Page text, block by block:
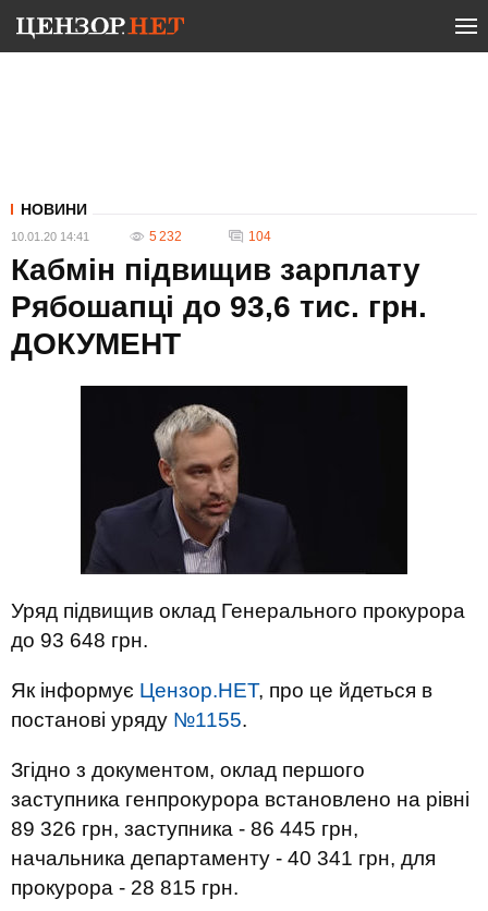
НОВИНИ
10.01.20 14:41 5 232 104
Кабмін підвищив зарплату
Рябошапці до 93,6 тис. грн.
ДОКУМЕНТ
Уряд підвищив оклад Генерального прокурора
до 93 648 грн.
Як інформує Цензор.НЕТ, про це йдеться в
постанові уряду №1155.
Згідно з документом, оклад першого
заступника генпрокурора встановлено на рівні
89 326 грн, заступника - 86 445 грн,
начальника департаменту - 40 341 грн, для
прокурора - 28 815 грн.